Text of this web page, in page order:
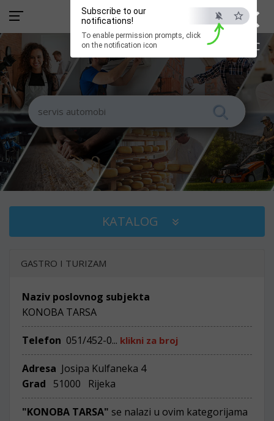
×
ESC
Subscribe to our
notifications!
To enable permission prompts, click
on the notification icon
KATALOG
GASTRO I TURIZAM
Naziv poslovnog subjekta
KONOBA TARSA
Telefon 051/452-0... klikni za broj
Adresa Josipa Kulfaneka 4
Grad
51000 Rijeka
"KONOBA TARSA" se nalazi u ovim kategorijama